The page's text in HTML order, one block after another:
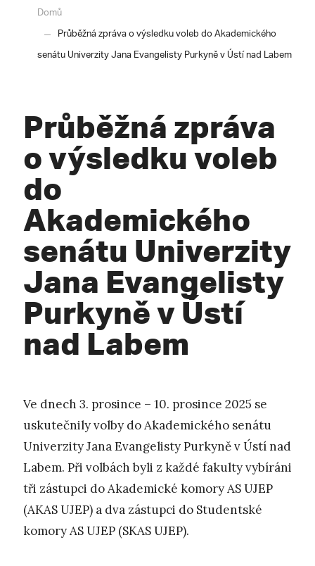
Domů
Průběžná zpráva o výsledku voleb do Akademického
senátu Univerzity Jana Evangelisty Purkyně v Ústí nad Labem
Průběžná zpráva
o výsledku voleb
do
Akademického
senátu Univerzity
Jana Evangelisty
Purkyně v Ústí
nad Labem
Ve dnech 3. prosince – 10. prosince 2025 se
uskutečnily volby do Akademického senátu
Univerzity Jana Evangelisty Purkyně v Ústí nad
Labem. Při volbách byli z každé fakulty vybíráni
tři zástupci do Akademické komory AS UJEP
(AKAS UJEP) a dva zástupci do Studentské
komory AS UJEP (SKAS UJEP).